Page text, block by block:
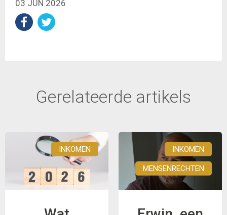
03 JUN 2026
Gerelateerde artikels
INKOMEN INKOMEN
MENSENRECHTEN